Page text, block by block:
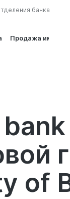
банка
Продажа
of